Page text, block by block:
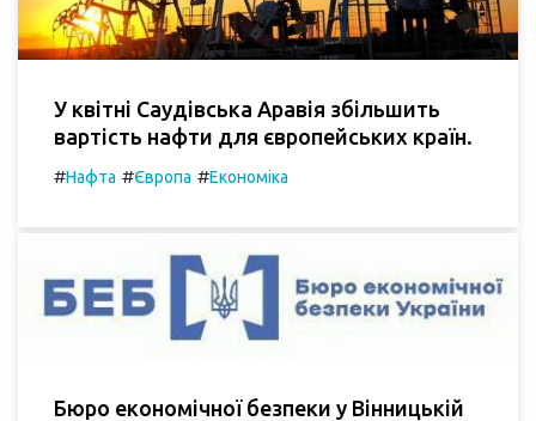
У квітні Саудівська Аравія збільшить
вартість нафти для європейських країн.
#Нафта #Європа #Економіка
Бюро економічної безпеки у Вінницькій